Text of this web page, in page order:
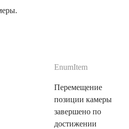
EnumItem
Перемещение
позиции камеры
завершено по
достижении